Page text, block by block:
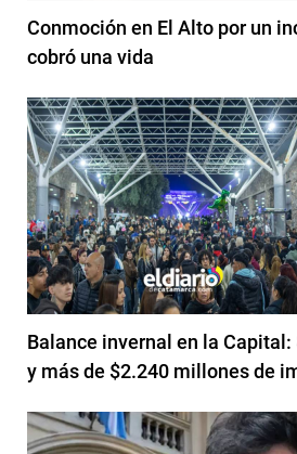
Conmoción en El Alto por un
cobró una vida
Balance invernal en la Capital:
y más de $2.240 millones de